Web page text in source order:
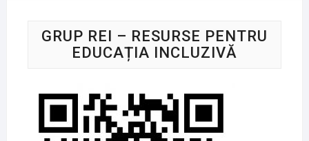
GRUP REI – RESURSE PENTRU
EDUCAȚIA INCLUZIVĂ